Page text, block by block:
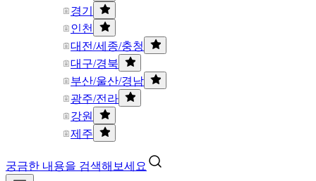
경기
인천
대전/세종/충청
대구/경북
부산/울산/경남
광주/전라
강원
제주
궁금한 내용을 검색해보세요